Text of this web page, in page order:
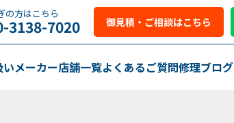
の方はこちら
3138-7020 御見積・ご相談はこちら
メーカー店舗一覧よくあるご質問修理ブログ